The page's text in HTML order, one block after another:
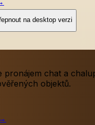
na desktop verzi
pronájem chat a
objektů.
→